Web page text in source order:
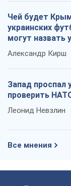
Чей будет
украинских
могут назвать
Александр Кирш
Запад проспал
проверить
Леонид Невзлин
Все мнения